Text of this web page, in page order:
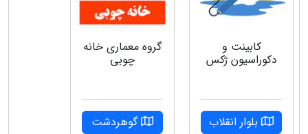
کابینت و
دکوراسیون ژکس
بلوار انقلاب
گروه‌ معماری خانه
چوبی
گوهردشت